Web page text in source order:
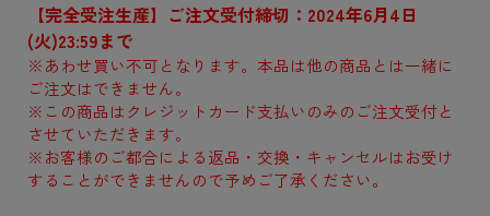
【完全受注生産】ご注文受付締切：2024年6月4日
(火)23:59まで
※あわせ買い不可となります。本品は他の商品とは一緒に
ご注文はできません。
※この商品はクレジットカード支払いのみのご注文受付と
させていただきます。
※お客様のご都合による返品・交換・キャンセルはお受け
することができませんので予めご了承ください。